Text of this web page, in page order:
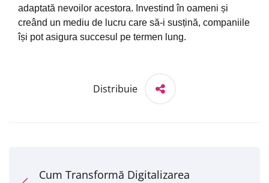
adaptată nevoilor acestora. Investind în oameni și
creând un mediu de lucru care să-i susțină, companiile
își pot asigura succesul pe termen lung.
Distribuie
Cum Transformă Digitalizarea